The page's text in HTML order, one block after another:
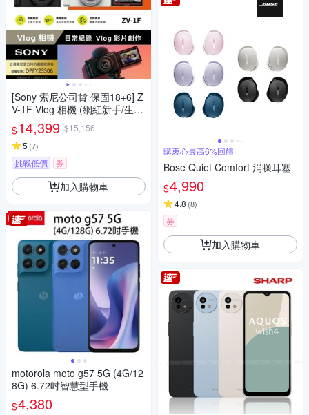
[Sony 索尼公司貨 保固18+6] Z
V-1F Vlog 相機 (網紅新手/生活
隨拍)
$14,399 $15,156
5 (7)
挑戰低價 券
加入購物車
motorola moto g57 5G (4G/12
8G) 6.72吋智慧型手機
$4,380
購衷心最高6%回饋
Bose Quiet Comfort 消噪耳塞
$4,990
4.8 (8)
券
加入購物車